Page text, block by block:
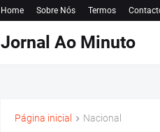
Home Sobre Nós Termos
Jornal Ao Minuto
Página inicial Nacional